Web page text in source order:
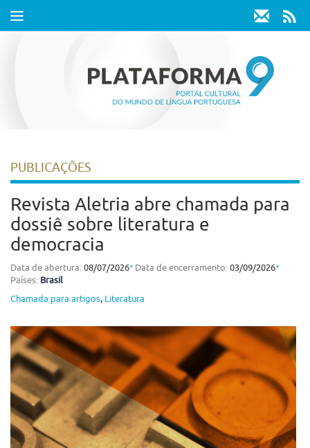
Toggle
PUBLICAÇÕES
Revista Aletria abre chamada para
dossiê sobre literatura e
democracia
Data de abertura: 08/07/2026⋅ Data de encerramento: 03/09/2026⋅
Países: Brasil
Chamada para artigos, Literatura